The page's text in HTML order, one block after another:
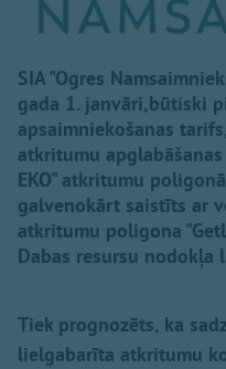
SIA "Ogres
gada 1. janvāri,būtiski
apsaimniekošanas
atkritumu
EKO" atkritumu
galvenokārt saistīts ar
atkritumu poligona
Dabas resursu nodokļa
Tiek prognozēts, ka
lielgabarīta atkritumu